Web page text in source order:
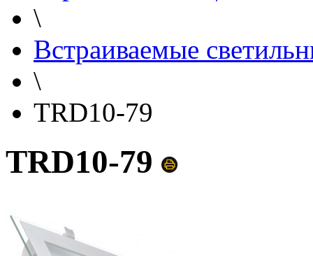
\
Встраиваемые
\
TRD10-79
TRD10-79